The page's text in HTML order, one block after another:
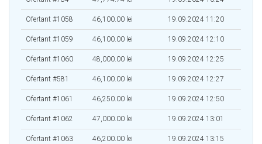
Ofertant #1058 46,100.00 lei 19.09.2024 11:20
Ofertant #1059 46,100.00 lei 19.09.2024 12:10
Ofertant #1060 48,000.00 lei 19.09.2024 12:25
Ofertant #581 46,100.00 lei 19.09.2024 12:27
Ofertant #1061 46,250.00 lei 19.09.2024 12:50
Ofertant #1062 47,000.00 lei 19.09.2024 13:01
Ofertant #1063 46,200.00 lei 19.09.2024 13:15